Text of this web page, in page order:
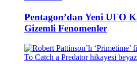
Pentagon’dan Yeni UFO
Gizemli Fenomenler